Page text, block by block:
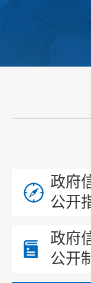
政府
公开
政府
公开